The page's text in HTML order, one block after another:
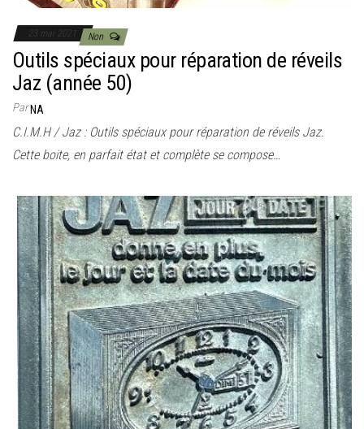
23 mai 2021 Non
Outils spéciaux pour réparation de réveils
Jaz (année 50)
ParNA
C.I.M.H / Jaz : Outils spéciaux pour réparation de réveils Jaz.
Cette boite, en parfait état et complète se compose…